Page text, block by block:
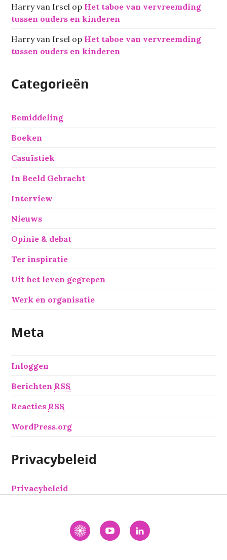
Harry van Irsel op Het taboe van vervreemding
tussen ouders en kinderen
Harry van Irsel op Het taboe van vervreemding
tussen ouders en kinderen
Categorieën
Bemiddeling
Boeken
Casuïstiek
In Beeld Gebracht
Interview
Nieuws
Opinie & debat
Ter inspiratie
Uit het leven gegrepen
Werk en organisatie
Meta
Inloggen
Berichten RSS
Reacties RSS
WordPress.org
Privacybeleid
Privacybeleid
Interactie
Academie
YouTubeLinkedIn